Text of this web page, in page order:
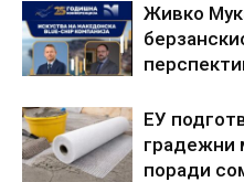
Живко
ЕУ
градежни
поради